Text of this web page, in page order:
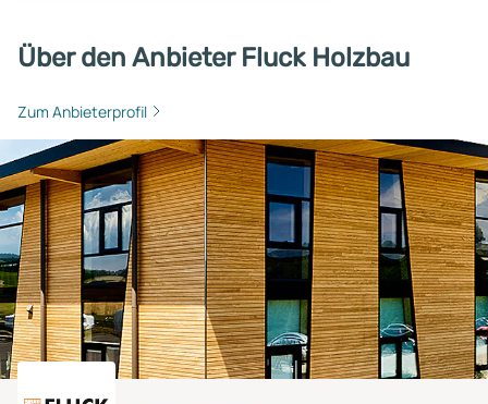
Über den Anbieter Fluck Holzbau
Zum Anbieterprofil